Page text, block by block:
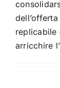
replicabile
arricchire